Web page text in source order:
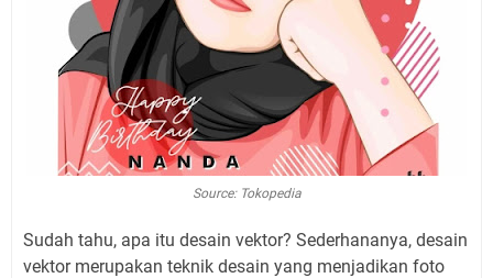
Source: Tokopedia
Sudah tahu, apa itu desain vektor? Sederhananya, desain
vektor merupakan teknik desain yang menjadikan foto